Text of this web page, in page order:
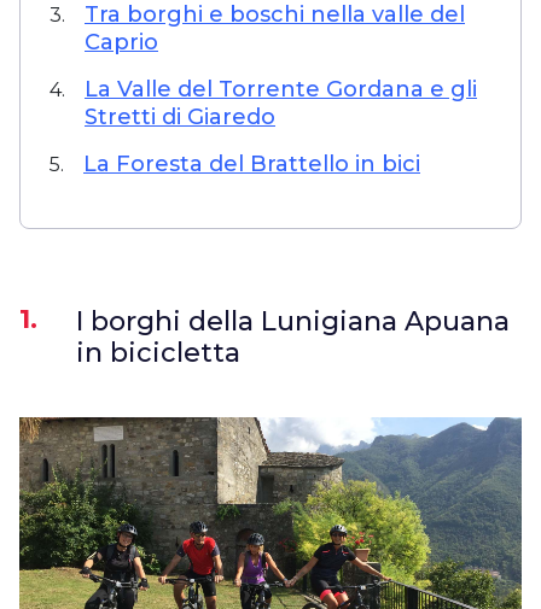
3.
Tra borghi e boschi nella valle del
Caprio
4.
La Valle del Torrente Gordana e gli
Stretti di Giaredo
5. La Foresta del Brattello in bici
1.
I borghi della Lunigiana Apuana
in bicicletta